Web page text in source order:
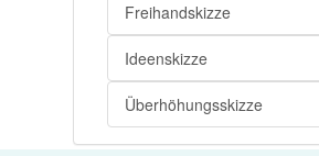
Freihandskizze
Ideenskizze
Überhöhungsskizze